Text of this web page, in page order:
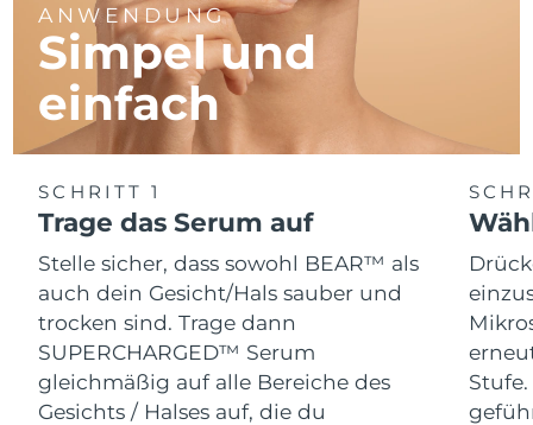
ANWENDUNG
Simpel und
einfach
SCHRITT 1
Trage das Serum auf
Stelle sicher, dass sowohl BEAR™ als
auch dein Gesicht/Hals sauber und
trocken sind. Trage dann
SUPERCHARGED™ Serum
gleichmäßig auf alle Bereiche des
Gesichts / Halses auf, die du